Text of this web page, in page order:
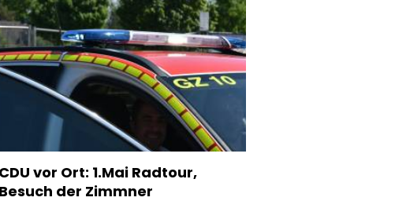
CDU vor Ort: 1.Mai Radtour,
Besuch der Zimmner